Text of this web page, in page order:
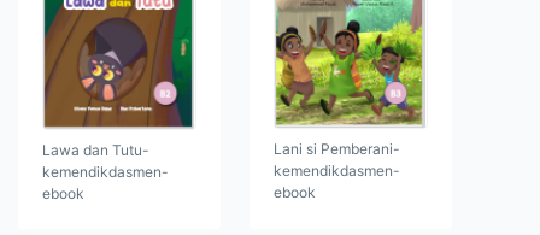
Lawa dan Tutu-
kemendikdasmen-
ebook
Lani si Pemberani-
kemendikdasmen-
ebook